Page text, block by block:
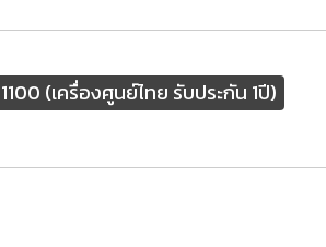
(เครื่องศูนย์ไทย รับประกัน 1ปี)